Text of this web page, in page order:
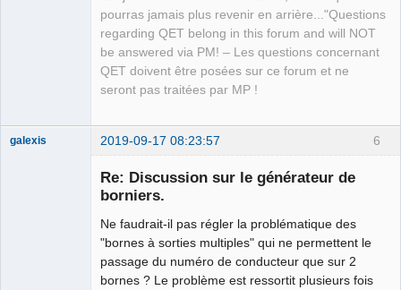
pourras jamais plus revenir en arrière..."Questions
regarding QET belong in this forum and will NOT
be answered via PM! – Les questions concernant
QET doivent être posées sur ce forum et ne
seront pas traitées par MP !
6
galexis 2019-09-17 08:23:57
Re: Discussion sur le générateur de
borniers.
Ne faudrait-il pas régler la problématique des
"bornes à sorties multiples" qui ne permettent le
passage du numéro de conducteur que sur 2
bornes ? Le problème est ressortit plusieurs fois